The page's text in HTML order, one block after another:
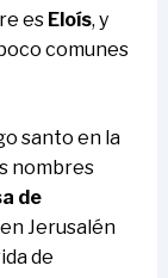
es Eloís, y
comunes
santo en la
nombres
de
Jerusalén
de